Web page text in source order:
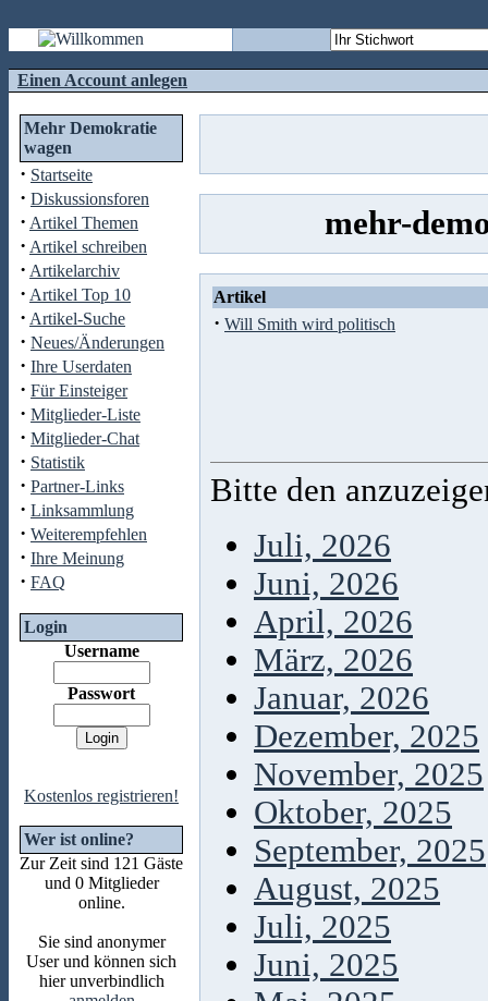
Einen Account anlegen
Mehr Demokratie
wagen
· Startseite
· Diskussionsforen
· Artikel Themen
· Artikel schreiben
· Artikelarchiv
· Artikel Top 10
· Artikel-Suche
· Neues/Änderungen
· Ihre Userdaten
· Für Einsteiger
· Mitglieder-Liste
· Mitglieder-Chat
· Statistik
· Partner-Links
· Linksammlung
· Weiterempfehlen
· Ihre Meinung
· FAQ
Login
Username
Passwort
Kostenlos registrieren!
Wer ist online?
Zur Zeit sind 121 Gäste
und 0 Mitglieder
online.
Sie sind anonymer
User und können sich
hier unverbindlich
mehr-
Artikel
· Will Smith wird politisch
Bitte den
Juli, 2026
Juni, 2026
April, 2026
März, 2026
Januar, 2026
Dezember, 2025
November, 2025
Oktober, 2025
September, 2025
August, 2025
Juli, 2025
Juni, 2025